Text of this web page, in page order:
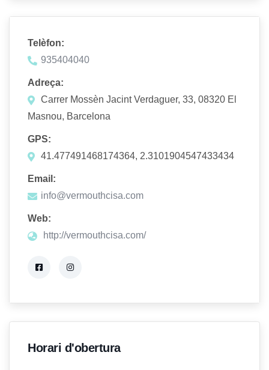
Telèfon:
935404040
Adreça:
Carrer Mossèn Jacint Verdaguer, 33, 08320 El
Masnou, Barcelona
GPS:
41.477491468174364, 2.3101904547433434
Email:
info@vermouthcisa.com
Web:
http://vermouthcisa.com/
Horari d'obertura